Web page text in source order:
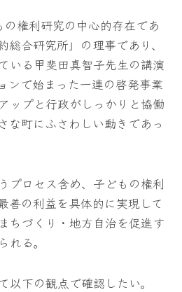
権利研究の中心的存在であ
総合研究所」の理事であり、
いる甲斐田真智子先生の講演
ンで始まった一連の啓発事業
ップと行政がしっかりと協働
な町にふさわしい動きであっ
プロセス含め、子どもの権利
善の利益を具体的に実現して
ちづくり・地方自治を促進す
れる。
以下の観点で確認したい。